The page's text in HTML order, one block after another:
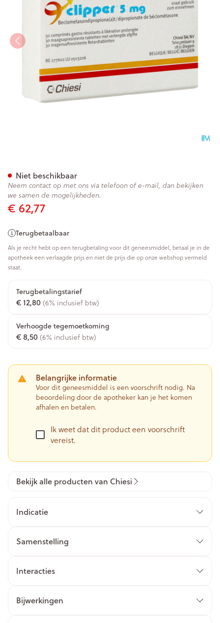
€ 62,77
Terugbetaalbaar
Als je recht hebt op een terugbetaling voor dit geneesmiddel, betaal je in de
apotheek een verlaagde prijs en niet de prijs die op onze webshop vermeld
staat.
Terugbetalingstarief
€ 12,80(6% inclusief btw)
Verhoogde tegemoetkoming
€ 8,50(6% inclusief btw)
Belangrijke informatie
Voor dit geneesmiddel is een voorschrift nodig. Na
beoordeling door de apotheker kan je het komen
afhalen en betalen.
Ik weet dat dit product een voorschrift
vereist.
Niet beschikbaar
Neem contact op met ons via telefoon of e-mail, dan bekijken
we samen de mogelijkheden.
Bekijk alle producten van Chiesi
Indicatie
Samenstelling
Interacties
Bijwerkingen